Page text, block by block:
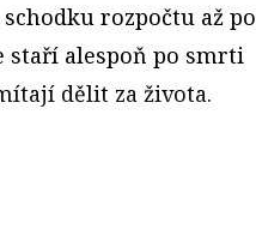
rozpočtu až po
staří alespoň po smrti
dělit za života.